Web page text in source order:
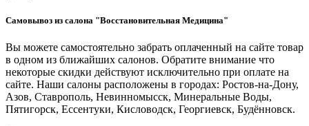
Самовывоз из салона "Восстановительная Медицина"
Вы можете самостоятельно забрать оплаченный на сайте товар
в одном из ближайших салонов. Обратите внимание что
некоторые скидки действуют исключительно при оплате на
сайте. Наши салоны расположены в городах: Ростов-на-Дону,
Азов, Ставрополь, Невинномысск, Минеральные Воды,
Пятигорск, Ессентуки, Кисловодск, Георгиевск, Будённовск.